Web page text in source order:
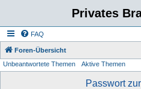
Privates
FAQ
Foren-Übersicht
Unbeantwortete Themen Aktive Themen
Passwort